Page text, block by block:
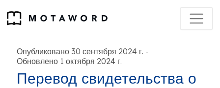
Опубликовано 30 сентября 2024 г. -
Обновлено 1 октября 2024 г.
Перевод свидетельства о